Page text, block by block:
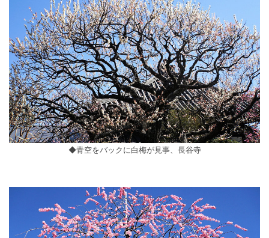
◆青空をバックに白梅が見事、長谷寺